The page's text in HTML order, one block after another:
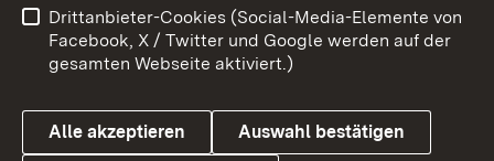
Benutzungshinweise
Barrierefreiheit
Datenschutz
Cookies
Drittanbieter-Cookies (Social-Media-Elemente von
Facebook, X / Twitter und Google werden auf der
gesamten Webseite aktiviert.)
Alle akzeptieren Auswahl bestätigen